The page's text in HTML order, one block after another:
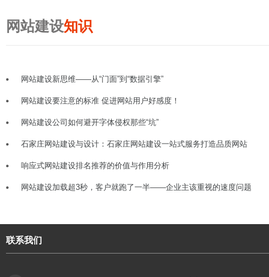
网站建设知识
网站建设新思维——从“门面”到“数据引擎”
网站建设要注意的标准 促进网站用户好感度！
网站建设公司如何避开字体侵权那些“坑”
石家庄网站建设与设计：石家庄网站建设一站式服务打造品质网站
响应式网站建设排名推荐的价值与作用分析
网站建设加载超3秒，客户就跑了一半——企业主该重视的速度问题
联系我们